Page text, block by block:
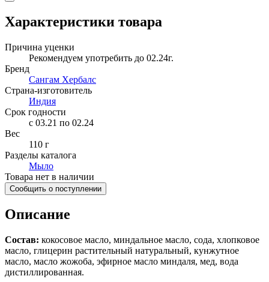
Характеристики товара
Причина уценки
Рекомендуем употребить до 02.24г.
Бренд
Сангам Хербалс
Страна-изготовитель
Индия
Срок годности
c 03.21 по 02.24
Вес
110 г
Разделы каталога
Мыло
Товара нет в наличии
Сообщить о поступлении
Описание
Состав: кокосовое масло, миндальное масло, сода, хлопковое
масло, глицерин растительный натуральный, кунжутное
масло, масло жожоба, эфирное масло миндаля, мед, вода
дистиллированная.